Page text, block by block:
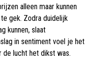
alleen maar kunnen
gek. Zodra duidelijk
kunnen, slaat
in sentiment voel je het
de lucht het dikst was.